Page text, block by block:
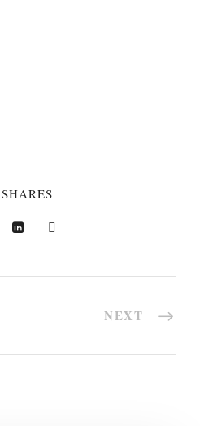
SHARES
NEXT